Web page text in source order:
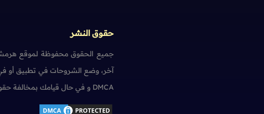
حقوق النشر
جميع الحقوق محفوظة لموقع هرمش.
آخر، وضع الشروحات في تطبيق أو
DMCA و في حال قيامك بمخالفة حقوق النشر سنضطر آسفين لاتخاذ الإجراءات اللازمة.